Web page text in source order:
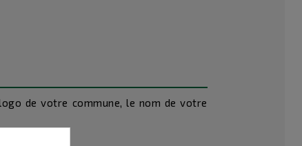
de votre commune, le nom de votre